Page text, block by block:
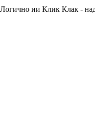
ии Клик Клак -